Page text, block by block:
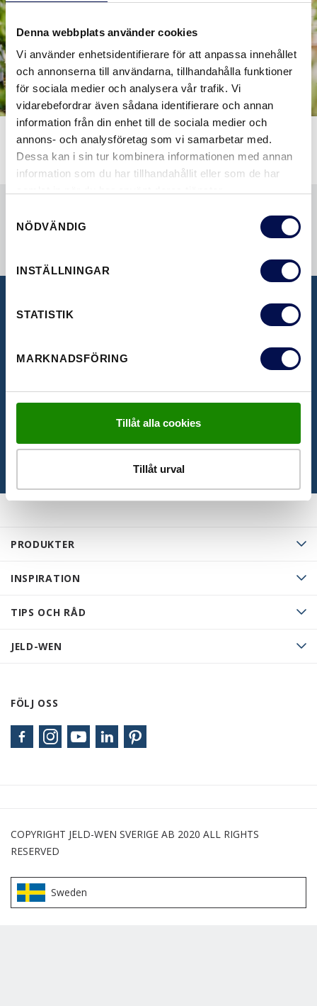
Denna webbplats använder cookies
Vi använder enhetsidentifierare för att anpassa innehållet
och annonserna till användarna, tillhandahålla funktioner
för sociala medier och analysera vår trafik. Vi
vidarebefordrar även sådana identifierare och annan
information från din enhet till de sociala medier och
annons- och analysföretag som vi samarbetar med.
Dessa kan i sin tur kombinera informationen med annan
information som du har tillhandahållit eller som de har
NÖDVÄNDIG
INSTÄLLNINGAR
STATISTIK
MARKNADSFÖRING
Tillåt alla cookies
Tillåt urval
PRODUKTER
INSPIRATION
TIPS OCH RÅD
JELD-WEN
FÖLJ OSS
Här kan du se våra inspirerande broschyrer
COPYRIGHT JELD-WEN SVERIGE AB 2020 ALL RIGHTS
RESERVED
Sweden